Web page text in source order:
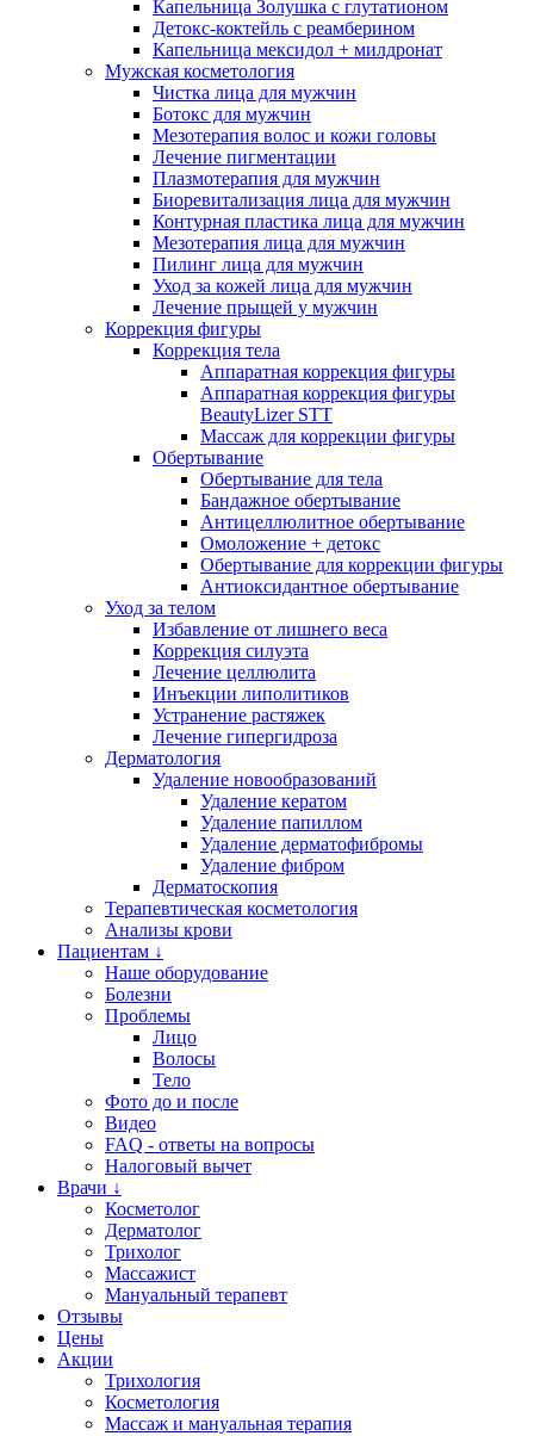
Капельница Золушка с глутатионом
Детокс-коктейль с реамберином
Капельница мексидол + милдронат
Мужская косметология
Чистка лица для мужчин
Ботокс для мужчин
Мезотерапия волос и кожи головы
Лечение пигментации
Плазмотерапия для мужчин
Биоревитализация лица для мужчин
Контурная пластика лица для мужчин
Мезотерапия лица для мужчин
Пилинг лица для мужчин
Уход за кожей лица для мужчин
Лечение прыщей у мужчин
Коррекция фигуры
Коррекция тела
Аппаратная коррекция фигуры
Аппаратная коррекция фигуры
BeautyLizer STT
Массаж для коррекции фигуры
Обертывание
Обертывание для тела
Бандажное обертывание
Антицеллюлитное обертывание
Омоложение + детокс
Обертывание для коррекции фигуры
Антиоксидантное обертывание
Уход за телом
Избавление от лишнего веса
Коррекция силуэта
Лечение целлюлита
Инъекции липолитиков
Устранение растяжек
Лечение гипергидроза
Дерматология
Удаление новообразований
Удаление кератом
Удаление папиллом
Удаление дерматофибромы
Удаление фибром
Дерматоскопия
Терапевтическая косметология
Анализы крови
Пациентам ↓
Наше оборудование
Болезни
Проблемы
Лицо
Волосы
Тело
Фото до и после
Видео
FAQ - ответы на вопросы
Налоговый вычет
Врачи ↓
Косметолог
Дерматолог
Трихолог
Массажист
Мануальный терапевт
Отзывы
Цены
Акции
Трихология
Косметология
Массаж и мануальная терапия